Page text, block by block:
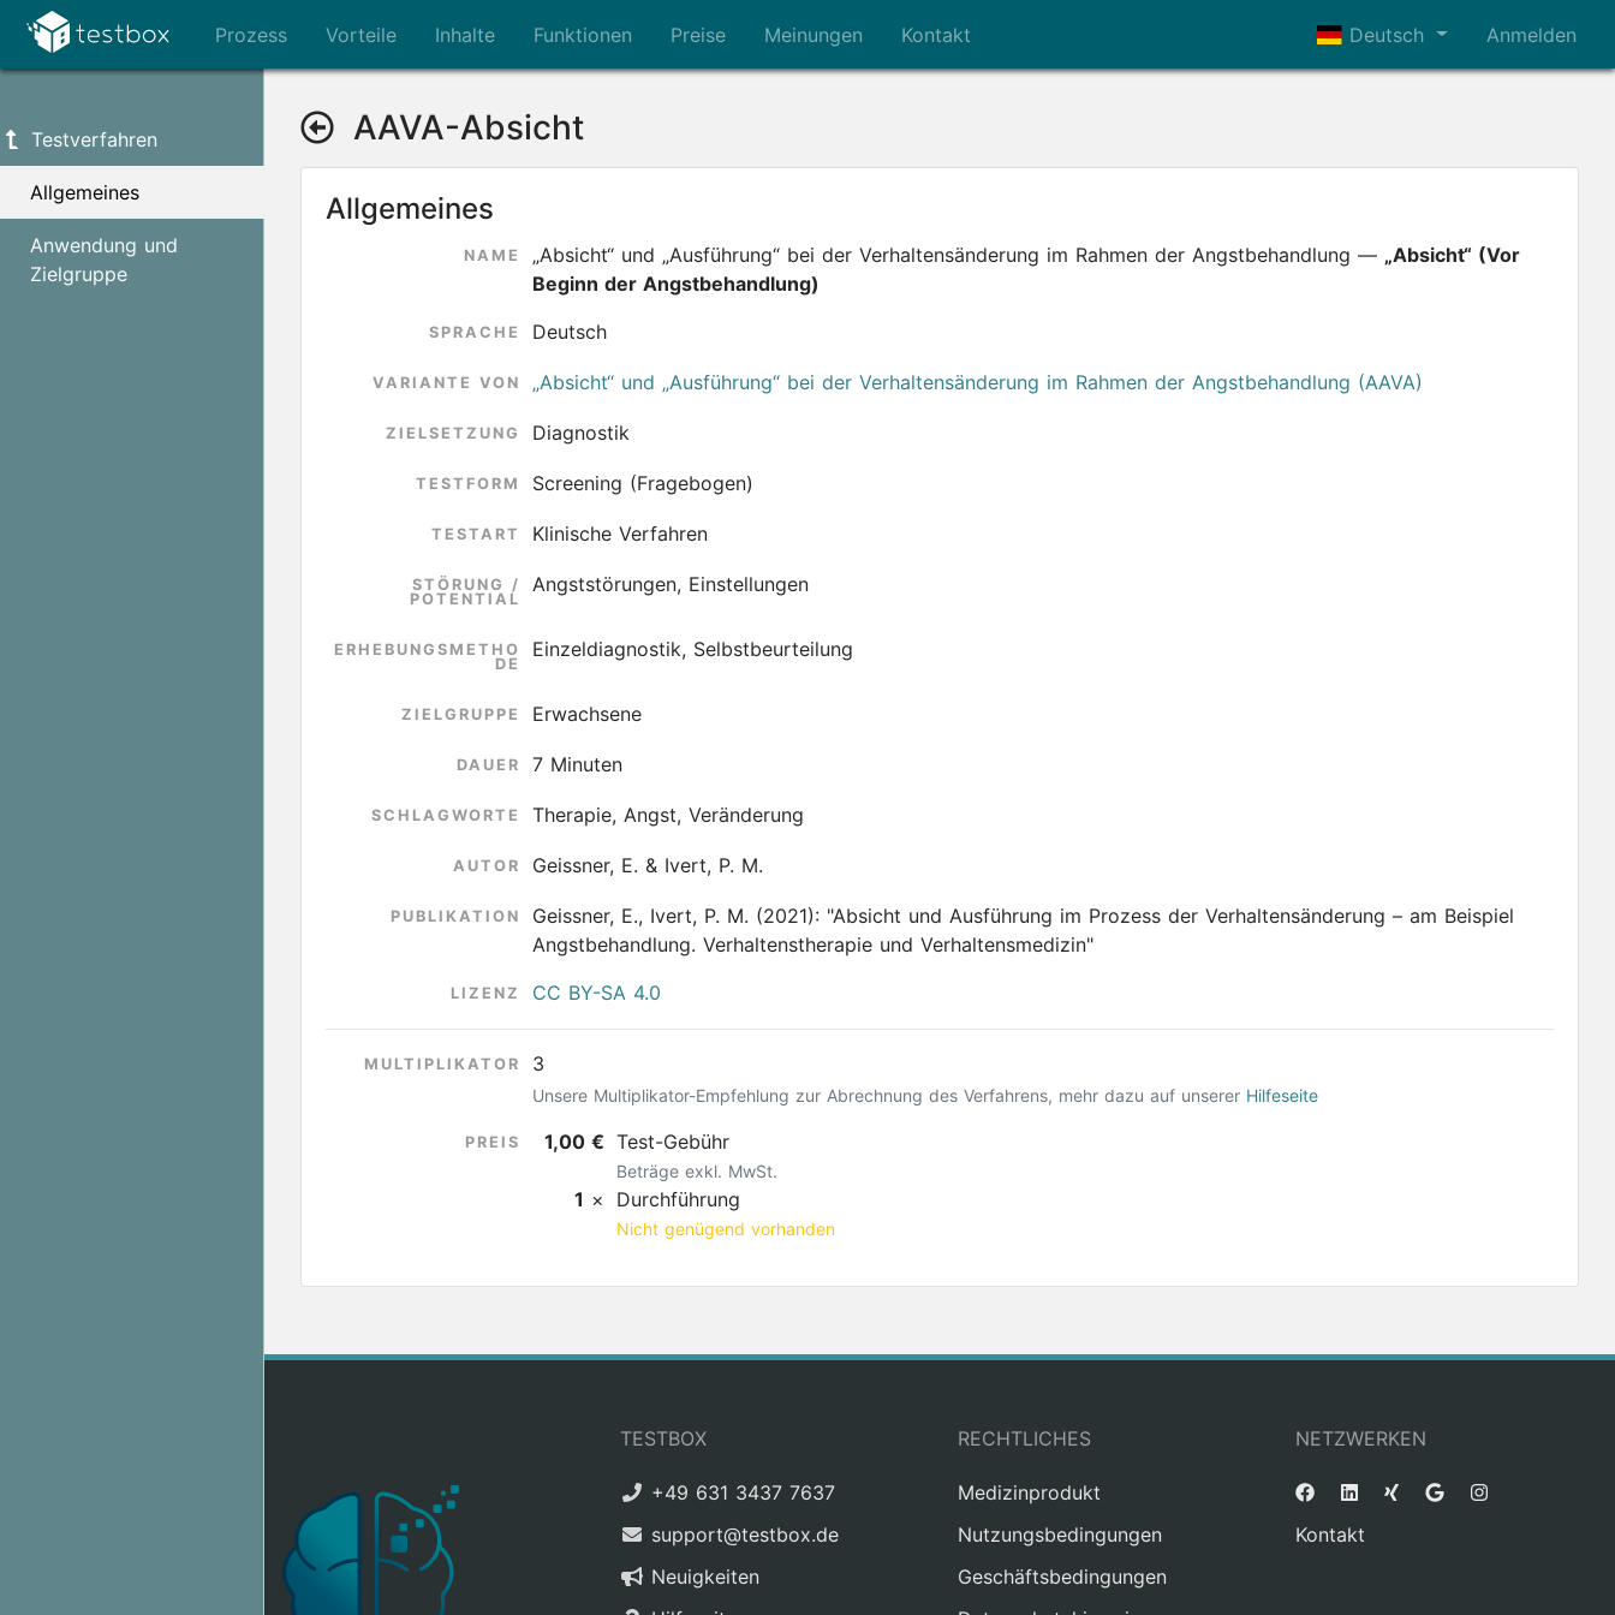
Prozess Vorteile Inhalte Funktionen Preise Meinungen Kontakt Deutsch Anmelden
Testverfahren
Allgemeines
Anwendung und
Zielgruppe
AAVA-Absicht
Allgemeines
NAME „Absicht“ und „Ausführung“ bei der Verhaltensänderung im Rahmen der Angstbehandlung — „Absicht“ (Vor
Beginn der Angstbehandlung)
SPRACHE Deutsch
VARIANTE VON „Absicht“ und „Ausführung“ bei der Verhaltensänderung im Rahmen der Angstbehandlung (AAVA)
ZIELSETZUNG Diagnostik
TESTFORM Screening (Fragebogen)
TESTART Klinische Verfahren
STÖRUNG /
POTENTIAL
Angststörungen, Einstellungen
ERHEBUNGSMETHO
DE
Einzeldiagnostik, Selbstbeurteilung
ZIELGRUPPE Erwachsene
DAUER 7 Minuten
SCHLAGWORTE Therapie, Angst, Veränderung
AUTOR Geissner, E. & Ivert, P. M.
PUBLIKATION Geissner, E., Ivert, P. M. (2021): "Absicht und Ausführung im Prozess der Verhaltensänderung – am Beispiel
Angstbehandlung. Verhaltenstherapie und Verhaltensmedizin"
LIZENZ CC BY-SA 4.0
MULTIPLIKATOR 3
Unsere Multiplikator-Empfehlung zur Abrechnung des Verfahrens, mehr dazu auf unserer Hilfeseite
PREIS 1,00 € Test-Gebühr
Beträge exkl. MwSt.
1 × Durchführung
Nicht genügend vorhanden
TESTBOX
+49 631 3437 7637
support@testbox.de
Neuigkeiten
RECHTLICHES
Medizinprodukt
Nutzungsbedingungen
Geschäftsbedingungen
NETZWERKEN
Kontakt